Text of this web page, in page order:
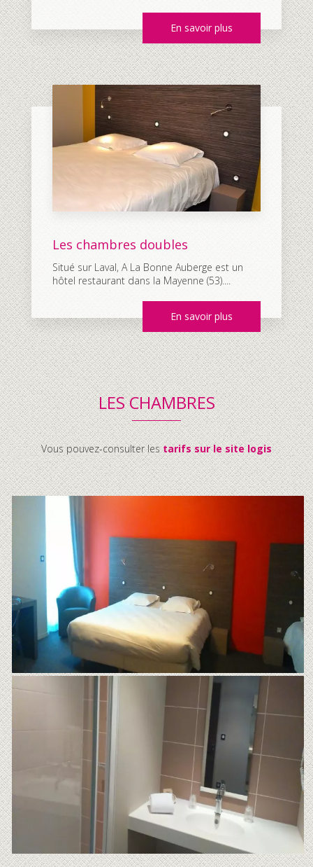
En savoir plus
Les chambres doubles
Situé sur Laval, A La Bonne Auberge est un
hôtel restaurant dans la Mayenne (53)....
En savoir plus
LES CHAMBRES
Vous pouvez-consulter lestarifs sur le site logis